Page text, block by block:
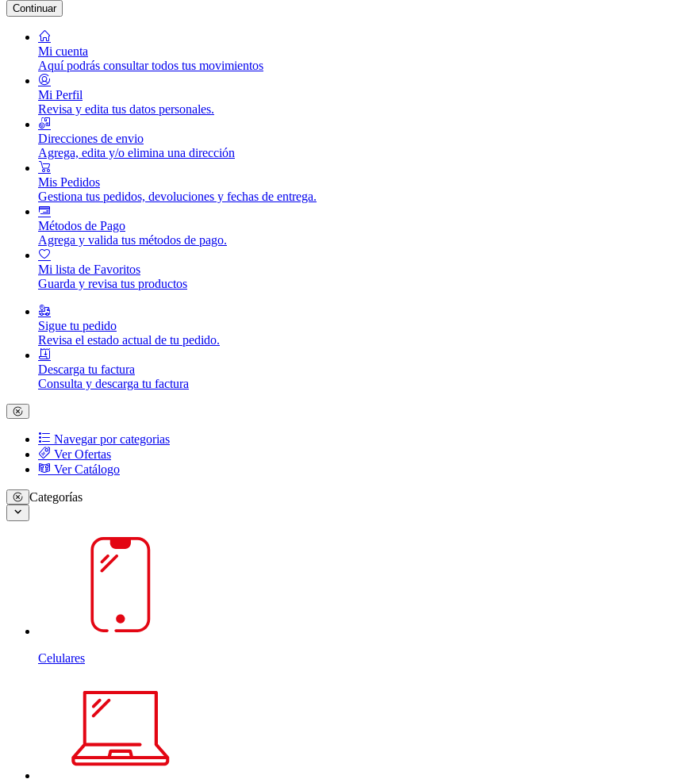
Continuar
Mi cuenta
Aquí podrás consultar todos tus movimientos
Mi Perfil
Revisa y edita tus datos personales.
Direcciones de envio
Agrega, edita y/o elimina una dirección
Mis Pedidos
Gestiona tus pedidos, devoluciones y fechas de entrega.
Métodos de Pago
Agrega y valida tus métodos de pago.
Mi lista de Favoritos
Guarda y revisa tus productos
Sigue tu pedido
Revisa el estado actual de tu pedido.
Descarga tu factura
Consulta y descarga tu factura
Navegar por categorias
Ver Ofertas
Ver Catálogo
Categorías
Celulares